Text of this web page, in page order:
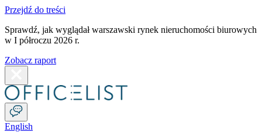
Przejdź do treści
Sprawdź, jak wyglądał warszawski rynek nieruchomości biurowych
w I półroczu 2026 r.
Zobacz raport
English